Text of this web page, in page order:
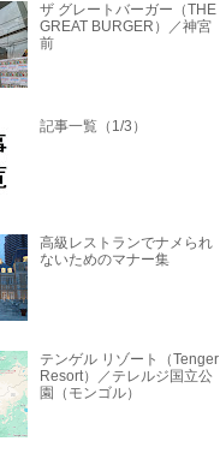
ザ グレートバーガー（THE
GREAT BURGER）／神宮
前
記事一覧（1/3）
高級レストランでナメられ
ないためのマナー集
テンゲル リゾート（Tenger
Resort）／テレルジ国立公
園（モンゴル）